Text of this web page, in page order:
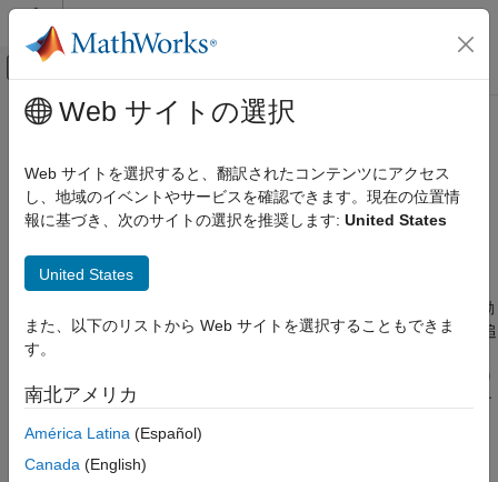
コンテンツへスキップ
オフキャンバス ナビゲーション メ
ドキュメンテーションのホーム
データのインポートと解析
大きなファイルとビッグ データ
KeyValueStore
説明
オブジェクト関数
バージョン履歴
メインコンテンツ
KeyValueStore
キーと値のペアを保存して mapreduce で使用
説明
オブジェクトを自動
的に作成し、それを使用して map 関数と reduce 関数によって追
加されたキーと値のペアを保存します。
オブジェクトを明示的に作成する必要はあり
ませんが、map 関数と reduce 関数でこのオブジェクトを操作す
るには、オブジェクト関数
Web サイトの選択
Web サイトを選択すると、翻訳されたコンテンツにアクセス
し、地域のイベントやサービスを確認できます。現在の位置情
報に基づき、次のサイトの選択を推奨します: United States
United States
また、以下のリストから Web サイトを選択することもできま
す。
南北アメリカ
América Latina (Español)
Canada (English)